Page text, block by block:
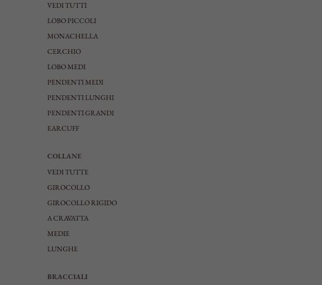
VEDI TUTTI
LOBO PICCOLI
MONACHELLA
CERCHIO
LOBO MEDI
PENDENTI MEDI
PENDENTI LUNGHI
PENDENTI GRANDI
EARCUFF
COLLANE
VEDI TUTTE
GIROCOLLO
GIROCOLLO RIGIDO
A CRAVATTA
MEDIE
LUNGHE
BRACCIALI